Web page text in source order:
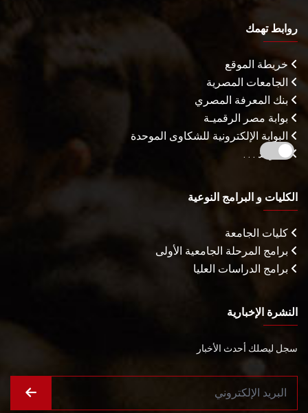
روابط تهمك
خريطة الموقع
الجامعات المصرية
بنك المعرفة المصري
بوابة مصر الرقميـة
البوابة الإلكترونية للشكاوى الموحدة
المزيـد . . .
الكليات و البرامج النوعية
كليات الجامعة
برامج المرحلة الجامعية الأولى
برامج الدراسات العليا
النشرة الإخبارية
سجل ليصلك أحدث الأخبار